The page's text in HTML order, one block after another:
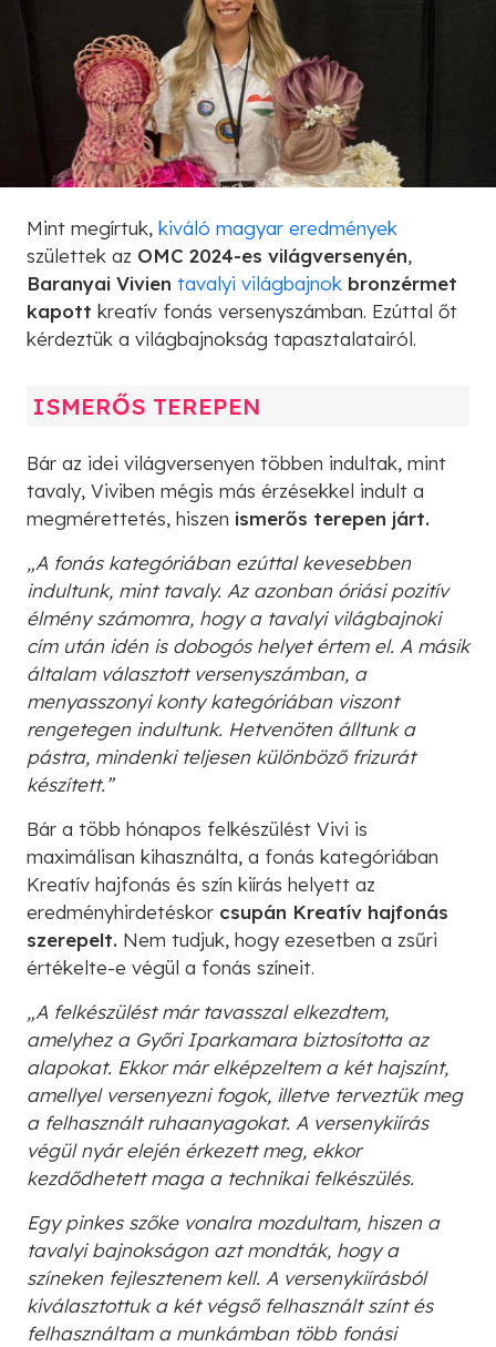
Mint megírtuk, kiváló magyar eredmények
születtek az OMC 2024-es világversenyén,
Baranyai Vivien tavalyi világbajnok bronzérmet
kapott kreatív fonás versenyszámban. Ezúttal őt
kérdeztük a világbajnokság tapasztalatairól.
ISMERŐS TEREPEN
Bár az idei világversenyen többen indultak, mint
tavaly, Viviben mégis más érzésekkel indult a
megmérettetés, hiszen ismerős terepen járt.
„A fonás kategóriában ezúttal kevesebben
indultunk, mint tavaly. Az azonban óriási pozitív
élmény számomra, hogy a tavalyi világbajnoki
cím után idén is dobogós helyet értem el. A másik
általam választott versenyszámban, a
menyasszonyi konty kategóriában viszont
rengetegen indultunk. Hetvenöten álltunk a
pástra, mindenki teljesen különböző frizurát
készített.”
Bár a több hónapos felkészülést Vivi is
maximálisan kihasználta, a fonás kategóriában
Kreatív hajfonás és szín kiírás helyett az
eredményhirdetéskor csupán Kreatív hajfonás
szerepelt. Nem tudjuk, hogy ezesetben a zsűri
értékelte-e végül a fonás színeit.
„A felkészülést már tavasszal elkezdtem,
amelyhez a Győri Iparkamara biztosította az
alapokat. Ekkor már elképzeltem a két hajszínt,
amellyel versenyezni fogok, illetve terveztük meg
a felhasznált ruhaanyagokat. A versenykiírás
végül nyár elején érkezett meg, ekkor
kezdődhetett maga a technikai felkészülés.
Egy pinkes szőke vonalra mozdultam, hiszen a
tavalyi bajnokságon azt mondták, hogy a
színeken fejlesztenem kell. A versenykiírásból
kiválasztottuk a két végső felhasznált színt és
felhasználtam a munkámban több fonási